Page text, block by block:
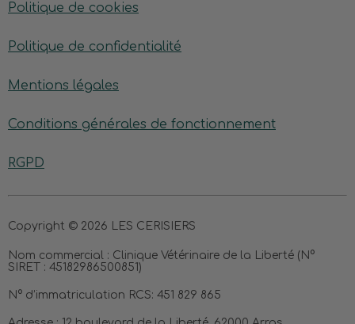
Politique de cookies
Politique de confidentialité
Mentions légales
Conditions générales de fonctionnement
RGPD
Copyright © 2026 LES CERISIERS
Nom commercial : Clinique Vétérinaire de la Liberté (N°
SIRET : 45182986500851)
N° d’immatriculation RCS: 451 829 865